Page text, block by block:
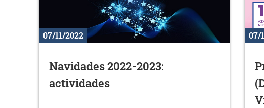
07/11/2022
Navidades 2022-2023:
actividades
07/